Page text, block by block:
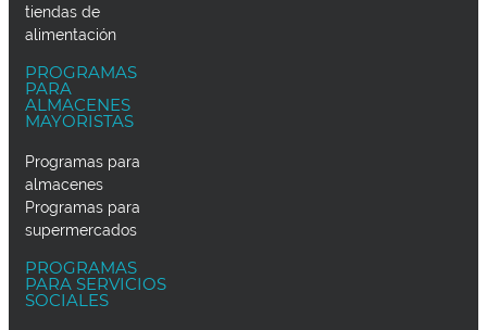
tiendas de
alimentación
PROGRAMAS
PARA
ALMACENES
MAYORISTAS
Programas para
almacenes
Programas para
supermercados
PROGRAMAS
PARA SERVICIOS
SOCIALES